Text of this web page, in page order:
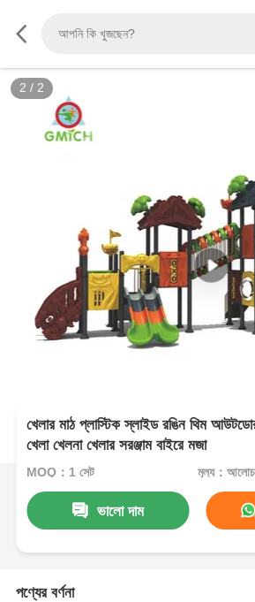
2 / 2
খেলার মাঠ প্লাস্টিক স্লাইড রঙিন থিম
খেলা খেলনা খেলার সরঞ্জাম বাইরে মজা
MOQ：1 সেট মূল্য：
ভালো দাম
পণ্যের বর্ণনা